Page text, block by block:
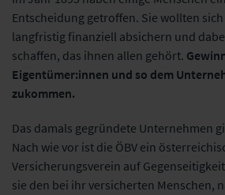
Entscheidung getroffen. Sie wollten
langfristig finanziell absichern und
schaffen, das ihnen allen gehört.
Eigentümer:innen und so dem
zukommen.
Das damals gegründete Unternehmen
Nach wie vor ist die ÖBV ein
Versicherungsverein auf
sie den bei ihrversicherten Menschen,